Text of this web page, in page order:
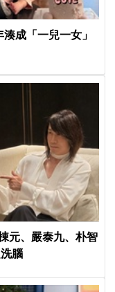
成「一兒一女」
元、嚴泰九、朴智
腦